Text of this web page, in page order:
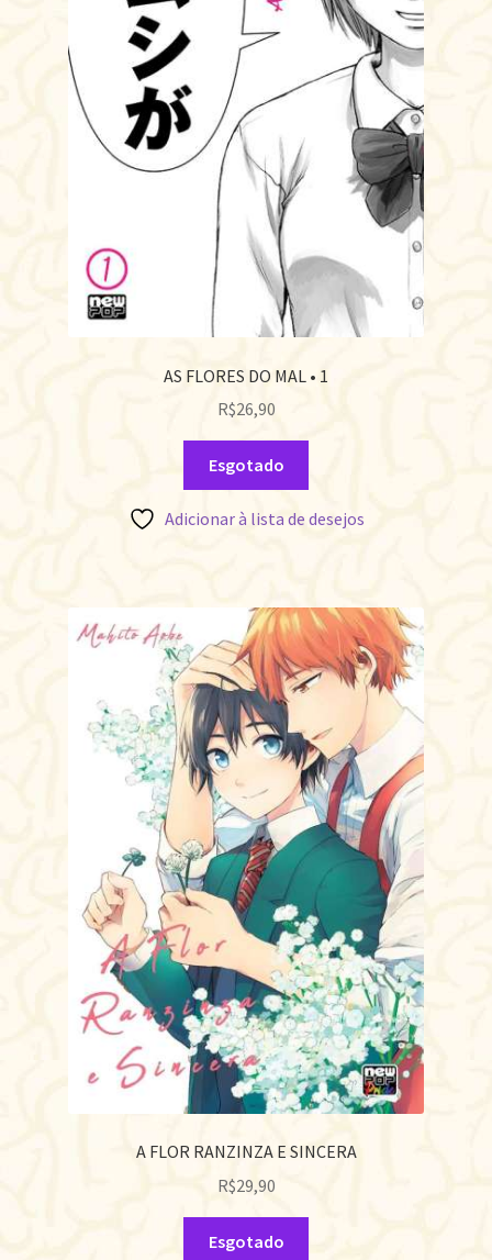
AS FLORES DO MAL • 1
R$26,90
Esgotado
Adicionar à lista de desejos
A FLOR RANZINZA E SINCERA
R$29,90
Esgotado